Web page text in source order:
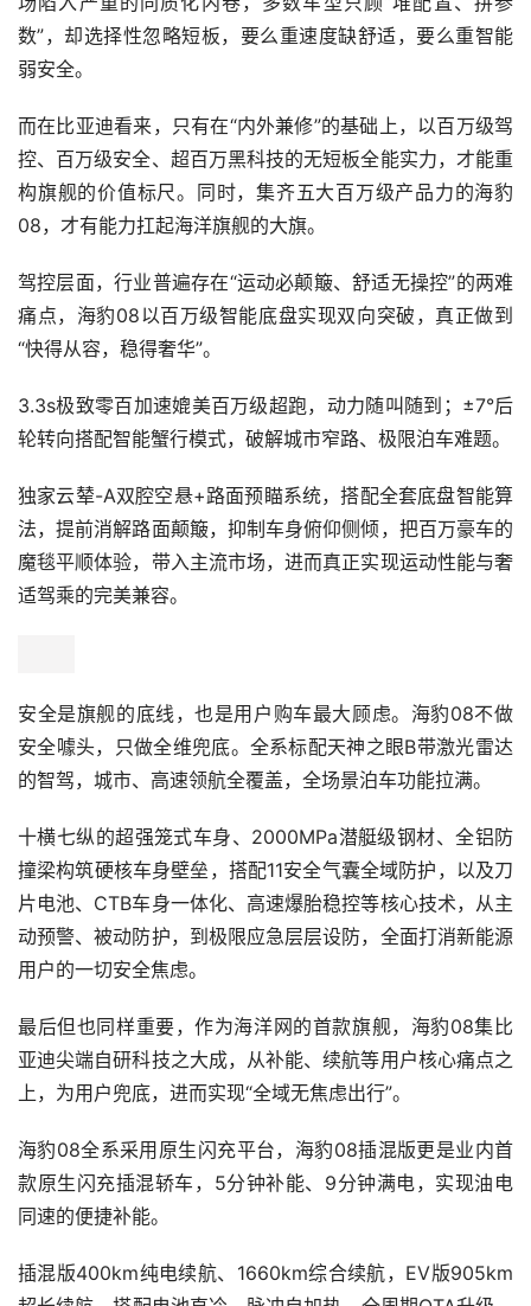
数”，却选择性忽略短板，要么重速度缺舒适，要么重智能
弱安全。
而在比亚迪看来，只有在“内外兼修”的基础上，以百万级驾
控、百万级安全、超百万黑科技的无短板全能实力，才能重
构旗舰的价值标尺。同时，集齐五大百万级产品力的海豹
08，才有能力扛起海洋旗舰的大旗。
驾控层面，行业普遍存在“运动必颠簸、舒适无操控”的两难
痛点，海豹08以百万级智能底盘实现双向突破，真正做到
“快得从容，稳得奢华”。
3.3s极致零百加速媲美百万级超跑，动力随叫随到；±7°后
轮转向搭配智能蟹行模式，破解城市窄路、极限泊车难题。
独家云辇-A双腔空悬+路面预瞄系统，搭配全套底盘智能算
法，提前消解路面颠簸，抑制车身俯仰侧倾，把百万豪车的
魔毯平顺体验，带入主流市场，进而真正实现运动性能与奢
适驾乘的完美兼容。
安全是旗舰的底线，也是用户购车最大顾虑。海豹08不做
安全噱头，只做全维兜底。全系标配天神之眼B带激光雷达
的智驾，城市、高速领航全覆盖，全场景泊车功能拉满。
十横七纵的超强笼式车身、2000MPa潜艇级钢材、全铝防
撞梁构筑硬核车身壁垒，搭配11安全气囊全域防护，以及刀
片电池、CTB车身一体化、高速爆胎稳控等核心技术，从主
动预警、被动防护，到极限应急层层设防，全面打消新能源
用户的一切安全焦虑。
最后但也同样重要，作为海洋网的首款旗舰，海豹08集比
亚迪尖端自研科技之大成，从补能、续航等用户核心痛点之
上，为用户兜底，进而实现“全域无焦虑出行”。
海豹08全系采用原生闪充平台，海豹08插混版更是业内首
款原生闪充插混轿车，5分钟补能、9分钟满电，实现油电
同速的便捷补能。
插混版400km纯电续航、1660km综合续航，EV版905km